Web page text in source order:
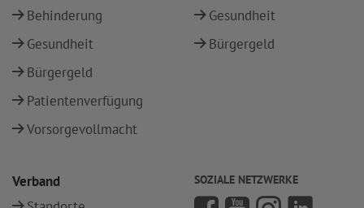
Behinderung
Gesundheit
Bürgergeld
Patientenverfügung
Vorsorgevollmacht
Gesundheit
Bürgergeld
Verband
SOZIALE NETZWERKE